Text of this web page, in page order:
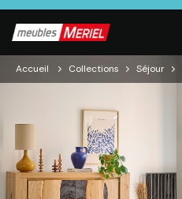
Accueil Collections Séjour